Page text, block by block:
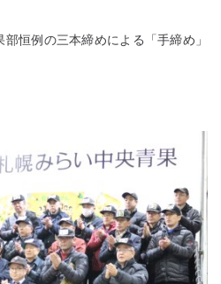
恒例の三本締めによる「手締め」